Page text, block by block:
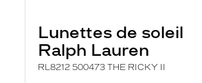
Lunettes de soleil
Ralph Lauren
RL8212 500473 THE RICKY II